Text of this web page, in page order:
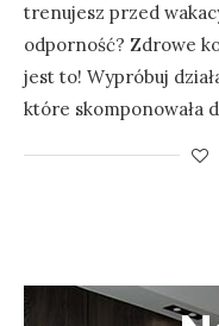
trenujesz przed
odporność? Zdrowe
jest to! Wypróbuj
które skomponowała